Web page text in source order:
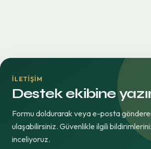
İLETIŞIM
Destek ekibine
Formu doldurarak veya e-posta
ulaşabilirsiniz. Güvenlikle ilgili
inceliyoruz.